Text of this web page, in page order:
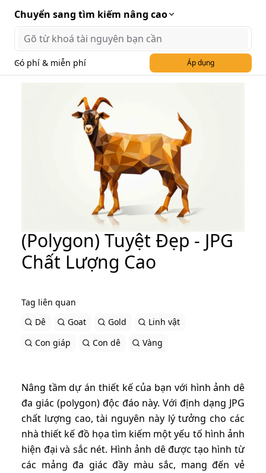
Chuyển sang tìm kiếm nâng cao
Có phí & miễn phí Áp dụng
Hình Ảnh Dê Đa Giác
(Polygon) Tuyệt Đẹp - JPG
Chất Lượng Cao
Tag liên quan
Dê
Goat Gold
Linh vật
Con giáp
Con dê Vàng
Nâng tầm dự án thiết kế của bạn với hình ảnh dê
đa giác (polygon) độc đáo này. Với định dạng JPG
chất lượng cao, tài nguyên này lý tưởng cho các
nhà thiết kế đồ họa tìm kiếm một yếu tố hình ảnh
hiện đại và sắc nét. Hình ảnh dê được tạo hình từ
các mảng đa giác đầy màu sắc, mang đến vẻ